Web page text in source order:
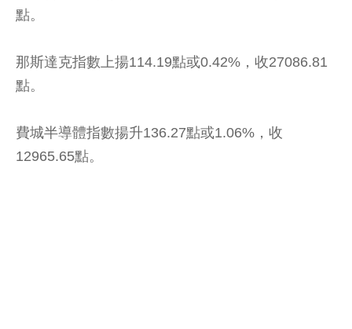
點。
那斯達克指數上揚114.19點或0.42%，收27086.81
點。
費城半導體指數揚升136.27點或1.06%，收
12965.65點。